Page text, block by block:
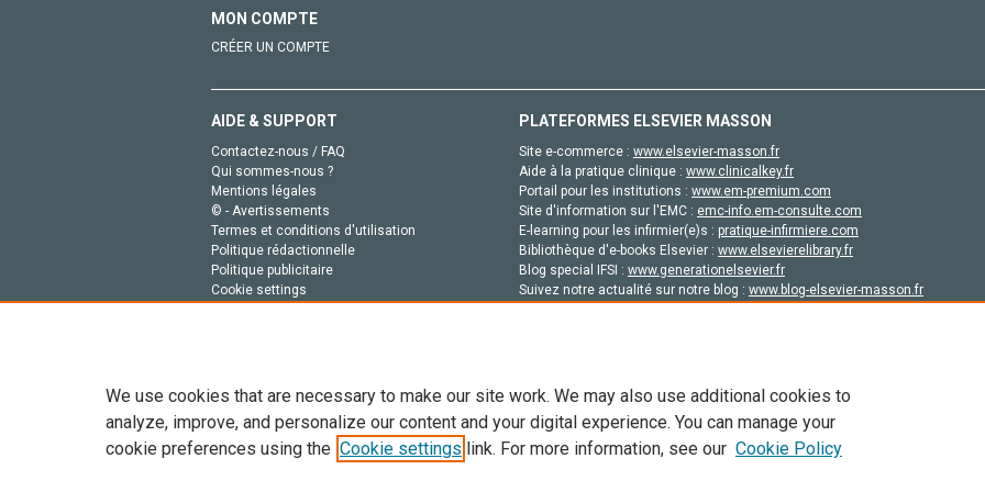
MON COMPTE
CRÉER UN COMPTE
AIDE & SUPPORT
Contactez-nous / FAQ
Qui sommes-nous ?
Mentions légales
© - Avertissements
Termes et conditions d'utilisation
Politique rédactionnelle
Politique publicitaire
Cookie settings
PLATEFORMES ELSEVIER MASSON
Site e-commerce : www.elsevier-masson.fr
Aide à la pratique clinique : www.clinicalkey.fr
Portail pour les institutions : www.em-premium.com
Site d'information sur l'EMC : emc-info.em-consulte.com
E-learning pour les infirmier(e)s : pratique-infirmiere.com
Bibliothèque d'e-books Elsevier : www.elsevierelibrary.fr
Blog special IFSI : www.generationelsevier.fr
Suivez notre actualité sur notre blog : www.blog-elsevier-masson.fr
Tout le contenu de ce site: Copyright © 2026 Elsevier, ses concédants de licence et ses contributeurs. Tout les droits sont réservés,
de données, a la formation en IA et aux technologies similaires. Pour tout contenu en libre accès, les conditions de licence
We use cookies that are necessary to make our site work. We may also use additional cookies to
analyze, improve, and personalize our content and your digital experience. You can manage your
cookie preferences using the Cookie settings link. For more information, see our Cookie Policy